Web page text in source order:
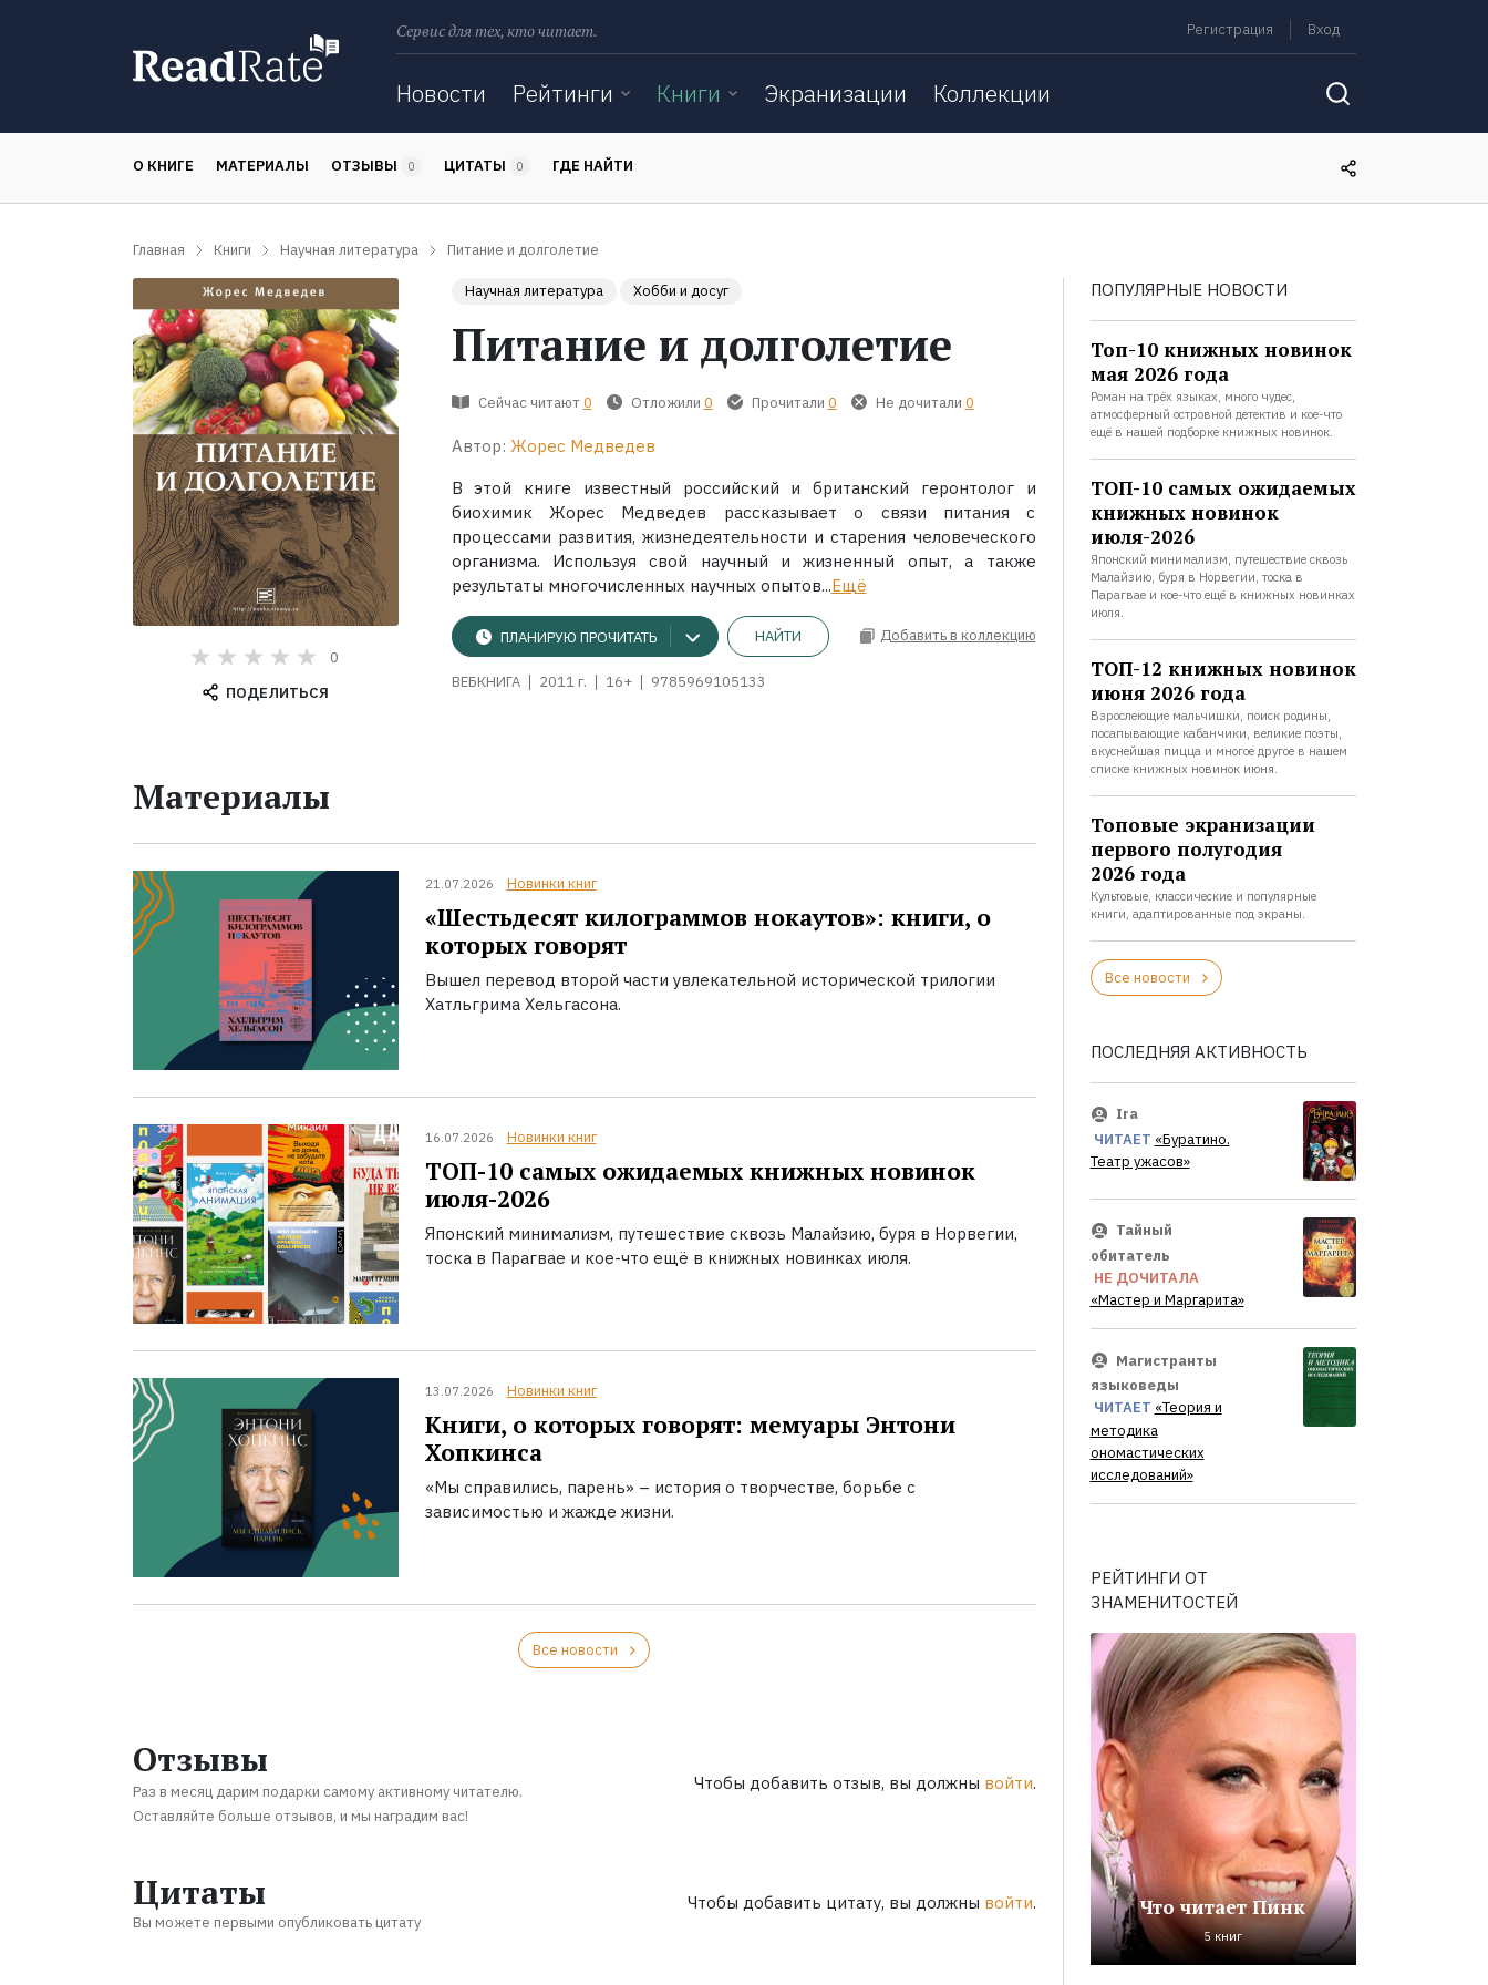
Сервис для тех, кто читает. Регистрация Вход
Новости Рейтинги Книги Экранизации Коллекции
О КНИГЕ МАТЕРИАЛЫ ОТЗЫВЫ 0 ЦИТАТЫ 0 ГДЕ НАЙТИ
Главная Книги Научная литература Питание и долголетие
0
ПОДЕЛИТЬСЯ
Научная литература Хобби и досуг
Питание и долголетие
Сейчас читают 0 Отложили 0 Прочитали 0 Не дочитали 0
Автор: Жорес Медведев
В этой книге известный российский и британский геронтолог и
биохимик Жорес Медведев рассказывает о связи питания с
процессами развития, жизнедеятельности и старения человеческого
организма. Используя свой научный и жизненный опыт, а также
результаты многочисленных научных опытов...Ещё
ПЛАНИРУЮ ПРОЧИТАТЬ НАЙТИ Добавить в коллекцию
ВЕБКНИГА 2011 г. 16+ 9785969105133
Материалы
21.07.2026 Новинки книг
«Шестьдесят килограммов нокаутов»: книги, о
которых говорят
Вышел перевод второй части увлекательной исторической трилогии
Хатльгрима Хельгасона.
16.07.2026 Новинки книг
ТОП-10 самых ожидаемых книжных новинок
июля-2026
Японский минимализм, путешествие сквозь Малайзию, буря в Норвегии,
тоска в Парагвае и кое-что ещё в книжных новинках июля.
13.07.2026 Новинки книг
Книги, о которых говорят: мемуары Энтони
Хопкинса
«Мы справились, парень» – история о творчестве, борьбе с
зависимостью и жажде жизни.
Все новости
Отзывы
Раз в месяц дарим подарки самому активному читателю.
Оставляйте больше отзывов, и мы наградим вас!
Чтобы добавить отзыв, вы должны войти.
Цитаты
Вы можете первыми опубликовать цитату
Чтобы добавить цитату, вы должны войти.
ПОПУЛЯРНЫЕ НОВОСТИ
Топ-10 книжных новинок
мая 2026 года
Роман на трёх языках, много чудес,
атмосферный островной детектив и кое-что
ещё в нашей подборке книжных новинок.
ТОП-10 самых ожидаемых
книжных новинок
июля-2026
Японский минимализм, путешествие сквозь
Малайзию, буря в Норвегии, тоска в
Парагвае и кое-что ещё в книжных новинках
июля.
ТОП-12 книжных новинок
июня 2026 года
Взрослеющие мальчишки, поиск родины,
посапывающие кабанчики, великие поэты,
вкуснейшая пицца и многое другое в нашем
списке книжных новинок июня.
Топовые экранизации
первого полугодия
2026 года
Культовые, классические и популярные
книги, адаптированные под экраны.
Все новости
ПОСЛЕДНЯЯ АКТИВНОСТЬ
Ira
ЧИТАЕТ «Буратино.
Театр ужасов»
Тайный
обитатель
НЕ ДОЧИТАЛА
«Мастер и Маргарита»
Магистранты
языковеды
ЧИТАЕТ «Теория и
методика
ономастических
исследований»
РЕЙТИНГИ ОТ
ЗНАМЕНИТОСТЕЙ
Что читает Пинк
5 книг